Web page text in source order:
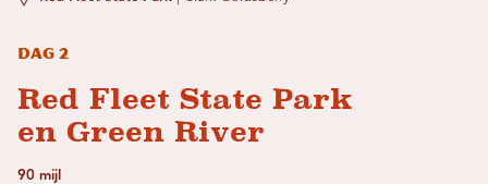
Dag 2
Red Fleet State Park
en Green River
90 mijl